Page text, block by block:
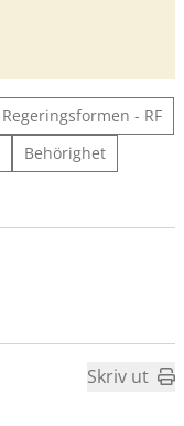
Regeringsformen - RF
Behörighet
Skriv ut